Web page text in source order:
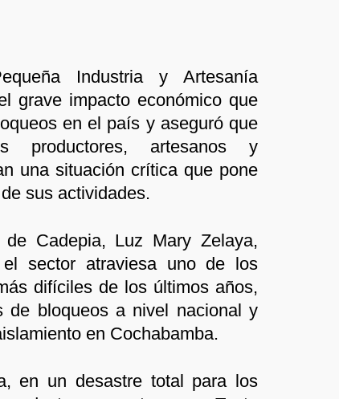
Industria y Artesanía
grave impacto económico que
en el país y aseguró que
productores, artesanos y
una situación crítica que pone
sus actividades.
de Cadepia, Luz Mary Zelaya,
sector atraviesa uno de los
difíciles de los últimos años,
de bloqueos a nivel nacional y
en Cochabamba.
en un desastre total para los